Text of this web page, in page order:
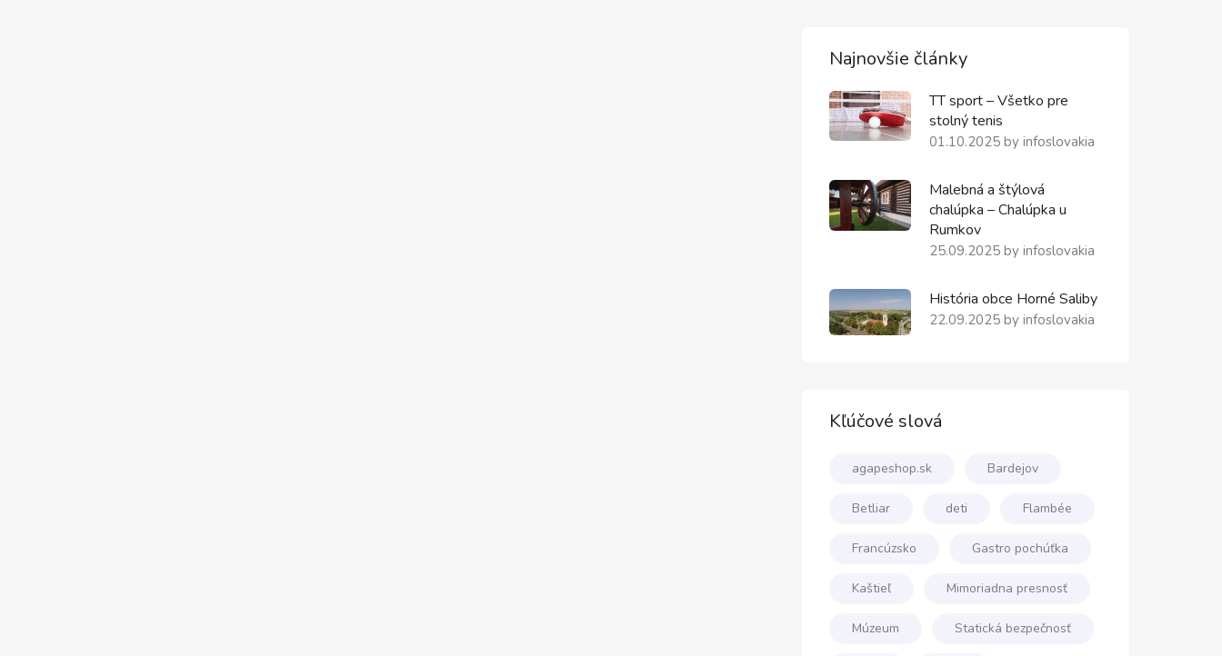
Najnovšie články
TT sport – Všetko pre
stolný tenis
01.10.2025byinfoslovakia
Malebná a štýlová
chalúpka – Chalúpka u
Rumkov
25.09.2025byinfoslovakia
História obce Horné Saliby
22.09.2025byinfoslovakia
Kľúčové slová
agapeshop.sk Bardejov
Betliar deti Flambée
Francúzsko Gastro pochúťka
Kaštieľ Mimoriadna presnosť
Múzeum Statická bezpečnosť